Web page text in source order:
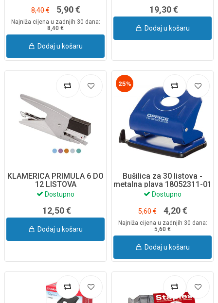
8,40 € 5,90 €
Najniža cijena u zadnjih 30 dana:
8,40 €
Dodaj u košaru
19,30 €
Dodaj u košaru
KLAMERICA PRIMULA 6 DO
12 LISTOVA
Dostupno
12,50 €
Dodaj u košaru
25%
Bušilica za 30 listova -
metalna plava 18052311-01
Dostupno
5,60 € 4,20 €
Najniža cijena u zadnjih 30 dana:
5,60 €
Dodaj u košaru